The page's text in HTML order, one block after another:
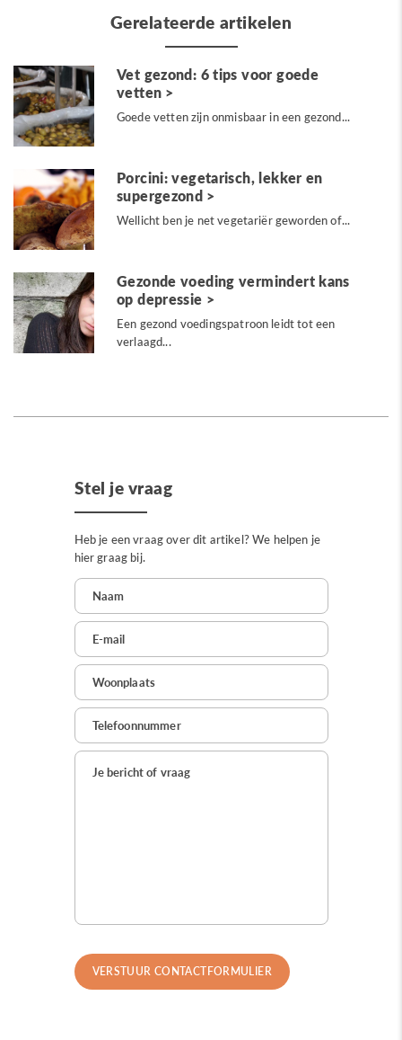
Gerelateerde artikelen
Vet gezond: 6 tips voor goede
vetten
Goede vetten zijn onmisbaar in een gezond...
Porcini: vegetarisch, lekker en
supergezond
Wellicht ben je net vegetariër geworden of...
Gezonde voeding vermindert kans
op depressie
Een gezond voedingspatroon leidt tot een
verlaagd...
Stel je vraag
Heb je een vraag over dit artikel? We helpen je
hier graag bij.